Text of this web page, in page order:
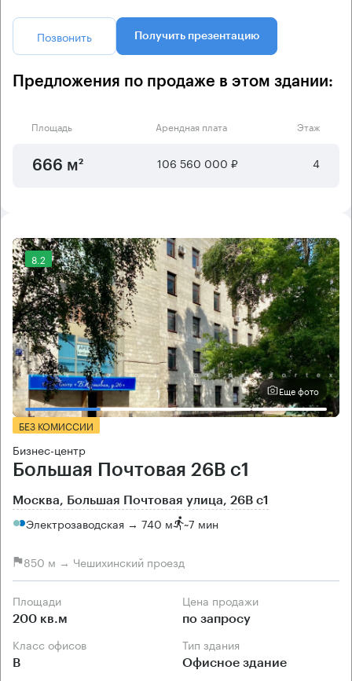
Позвонить Получить презентацию
Предложения по продаже в этом здании:
Площадь Арендная плата Этаж
666 м² 106 560 000 ₽ 4
8.2
Еще фото
БЕЗ КОМИССИИ
Бизнес-центр
Большая Почтовая 26В с1
Москва, Большая Почтовая улица, 26В с1
Электрозаводская → 740 м ~7 мин
850 м → Чешихинский проезд
Площади
200 кв.м
Цена продажи
по запросу
Класс офисов
B
Тип здания
Офисное здание